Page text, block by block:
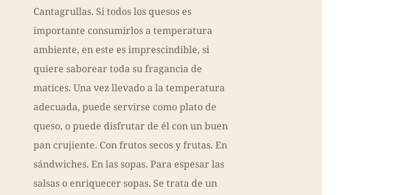
Cantagrullas. Si todos los quesos es
importante consumirlos a temperatura
ambiente, en este es imprescindible, si
quiere saborear toda su fragancia de
matices. Una vez llevado a la temperatura
adecuada, puede servirse como plato de
queso, o puede disfrutar de él con un buen
pan crujiente. Con frutos secos y frutas. En
sándwiches. En las sopas. Para espesar las
salsas o enriquecer sopas. Se trata de un